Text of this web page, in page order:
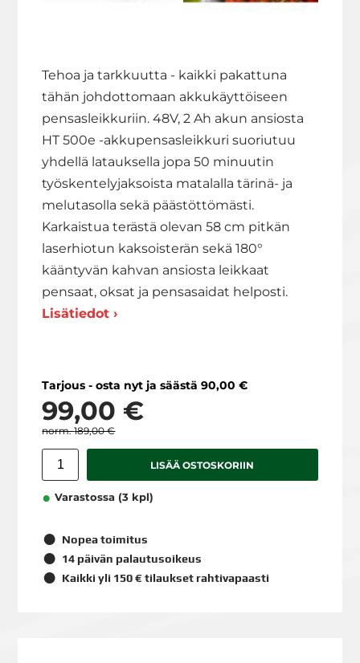
Tehoa ja tarkkuutta - kaikki pakattuna
tähän johdottomaan akkukäyttöiseen
pensasleikkuriin. 48V, 2 Ah akun ansiosta
HT 500e -akkupensasleikkuri suoriutuu
yhdellä latauksella jopa 50 minuutin
työskentelyjaksoista matalalla tärinä- ja
melutasolla sekä päästöttömästi.
Karkaistua terästä olevan 58 cm pitkän
laserhiotun kaksoisterän sekä 180°
kääntyvän kahvan ansiosta leikkaat
pensaat, oksat ja pensasaidat helposti.
Lisätiedot ›
Tarjous - osta nyt ja säästä 90,00 €
99,00 €
189,00 €
LISÄÄ OSTOSKORIIN
Varastossa (3 kpl)
Nopea toimitus
14 päivän palautusoikeus
Kaikki yli 150 € tilaukset rahtivapaasti